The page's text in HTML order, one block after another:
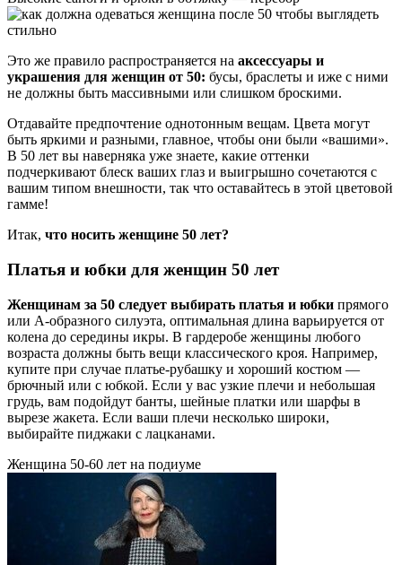
Это же правило распространяется на аксессуары и
украшения для женщин от 50: бусы, браслеты и иже с ними
не должны быть массивными или слишком броскими.
Отдавайте предпочтение однотонным вещам. Цвета могут
быть яркими и разными, главное, чтобы они были «вашими».
В 50 лет вы наверняка уже знаете, какие оттенки
подчеркивают блеск ваших глаз и выигрышно сочетаются с
вашим типом внешности, так что оставайтесь в этой цветовой
гамме!
Итак, что носить женщине 50 лет?
Платья и юбки для женщин 50 лет
Женщинам за 50 следует выбирать платья и юбки прямого
или А-образного силуэта, оптимальная длина варьируется от
колена до середины икры. В гардеробе женщины любого
возраста должны быть вещи классического кроя. Например,
купите при случае платье-рубашку и хороший костюм —
брючный или с юбкой. Если у вас узкие плечи и небольшая
грудь, вам подойдут банты, шейные платки или шарфы в
вырезе жакета. Если ваши плечи несколько широки,
выбирайте пиджаки с лацканами.
Женщина 50-60 лет на подиуме